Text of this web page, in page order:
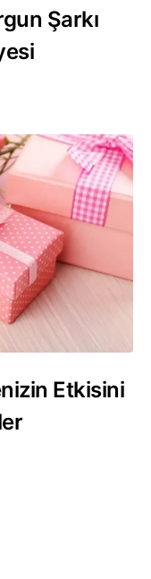
Şarkı
Etkisini